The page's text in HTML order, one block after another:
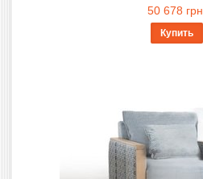
50 678 грн.
Купить